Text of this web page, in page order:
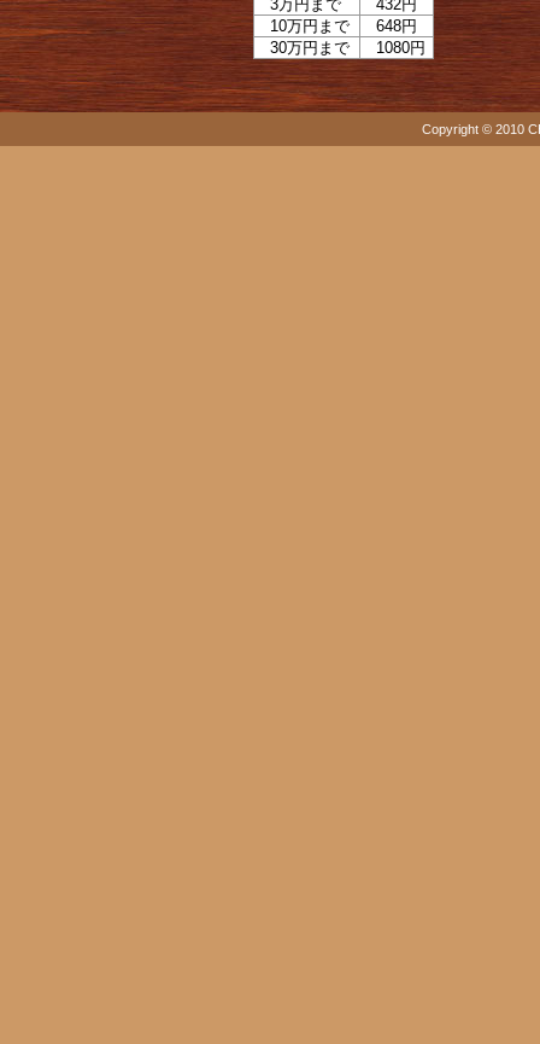
3万円まで
432円
10万円まで
648円
30万円まで
1080円
Copyright © 2010